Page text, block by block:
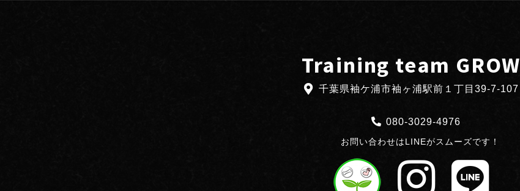
Training team GROW
千葉県袖ケ浦市袖ヶ浦駅前１丁目39-7-107
080-3029-4976
お問い合わせはLINEがスムーズです！